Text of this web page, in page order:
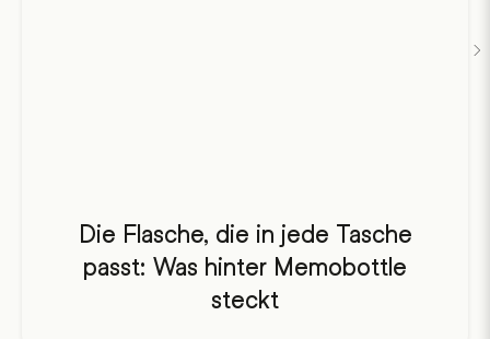
Die Flasche, die in jede Tasche
passt: Was hinter Memobottle
steckt